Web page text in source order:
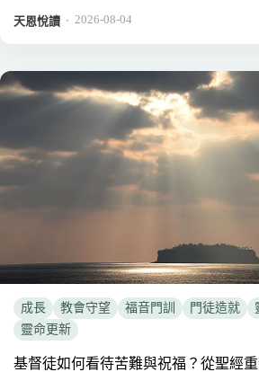
天恩悅讀 ． 2026-08-04
成長 教會守望 福音門訓 門徒造就
靈命更新
基督徒如何看待苦難與祝福？從聖經